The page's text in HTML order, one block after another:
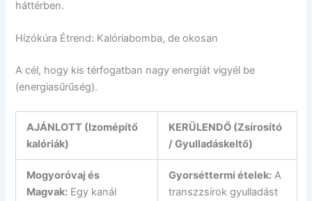
háttérben.
Hízókúra Étrend: Kalóriabomba, de okosan
A cél, hogy kis térfogatban nagy energiát vigyél be
(energiasűrűség).
AJÁNLOTT (Izomépítő
kalóriák)
KERÜLENDŐ (Zsírosító
/ Gyulladáskeltő)
Mogyoróvaj és
Magvak: Egy kanál
Gyorséttermi ételek: A
transzzsírok gyulladást